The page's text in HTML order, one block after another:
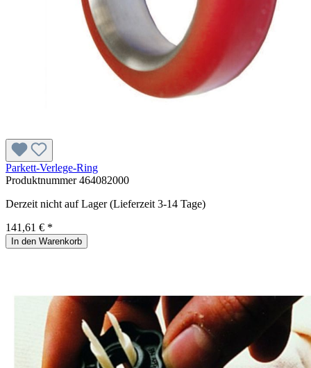
Parkett-Verlege-Ring
Produktnummer464082000
Derzeit nicht auf Lager (Lieferzeit 3-14 Tage)
141,61 € *
In den Warenkorb